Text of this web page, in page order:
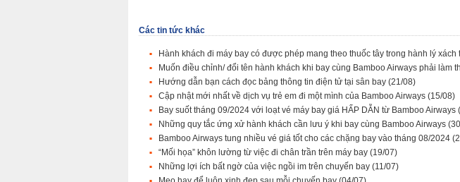
Các tin tức khác
Hành khách đi máy bay có được phép mang theo thuốc tây trong hành lý xách
Muốn điều chỉnh/ đổi tên hành khách khi bay cùng Bamboo Airways phải làm
Hướng dẫn bạn cách đọc bảng thông tin điện tử tại sân bay (21/08)
Cập nhật mới nhất về dịch vụ trẻ em đi một mình của Bamboo Airways (15/08)
Bay suốt tháng 09/2024 với loạt vé máy bay giá HẤP DẪN từ Bamboo Airways
Những quy tắc ứng xử hành khách cần lưu ý khi bay cùng Bamboo Airways
Bamboo Airways tung nhiều vé giá tốt cho các chặng bay vào tháng 08/2024
“Mối họa” khôn lường từ việc đi chân trần trên máy bay (19/07)
Những lợi ích bất ngờ của việc ngồi im trên chuyến bay (11/07)